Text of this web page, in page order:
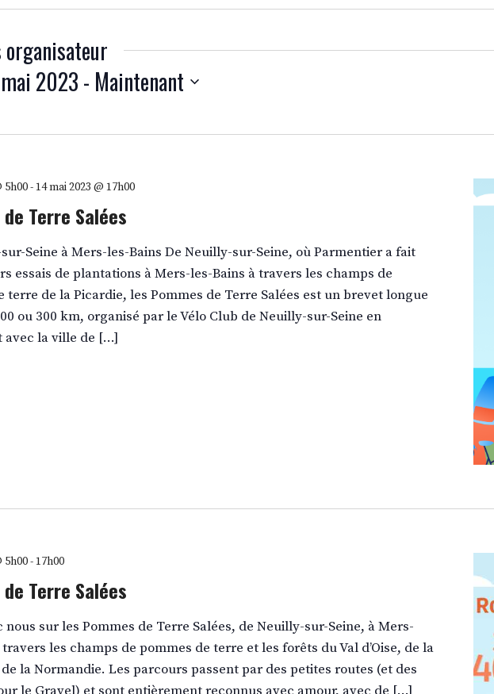
2023 - Maintenant
Terre Salées
5h00-14 mai 2023 @ 17h00
Seine à Mers-les-Bains De Neuilly-sur-Seine, où Parmentier a fait
essais de plantations à Mers-les-Bains à travers les champs de
terre de la Picardie, les Pommes de Terre Salées est un brevet longue
ou 300 km, organisé par le Vélo Club de Neuilly-sur-Seine en
avec la ville de […]
Terre Salées
5h00-17h00
nous sur les Pommes de Terre Salées, de Neuilly-sur-Seine, à Mers-
les champs de pommes de terre et les forêts du Val d’Oise, de la
la Normandie. Les parcours passent par des petites routes (et des